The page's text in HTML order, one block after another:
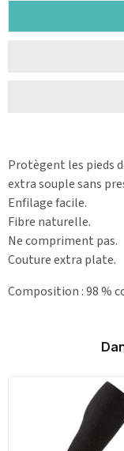
Protègent les pieds
extra souple sans
Enfilage facile.
Fibre naturelle.
Ne compriment pas.
Couture extra plate.
Composition : 98 %